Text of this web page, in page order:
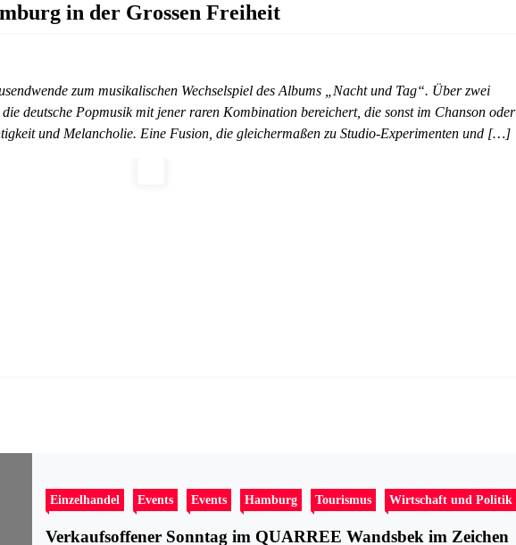
in der Grossen Freiheit
zum musikalischen Wechselspiel des Albums „Nacht und Tag“. Über zwei
deutsche Popmusik mit jener raren Kombination bereichert, die sonst im Chanson oder
und Melancholie. Eine Fusion, die gleichermaßen zu Studio-Experimenten und […]
Einzelhandel Events Events Hamburg Tourismus Wirtschaft und Politik
Verkaufsoffener Sonntag im QUARREE Wandsbek im Zeichen